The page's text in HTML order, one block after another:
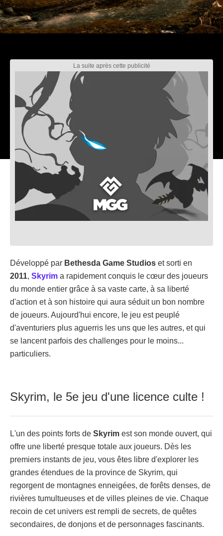
Développé par Bethesda Game Studios et sorti en
2011, Skyrim a rapidement conquis le cœur des joueurs
du monde entier grâce à sa vaste carte, à sa liberté
d'action et à son histoire qui aura séduit un bon nombre
de joueurs. Aujourd'hui encore, le jeu est peuplé
d'aventuriers plus aguerris les uns que les autres, et qui
se lancent parfois des challenges pour le moins...
particuliers.
Skyrim, le 5e jeu d'une licence culte !
L'un des points forts de Skyrim est son monde ouvert, qui
offre une liberté presque totale aux joueurs. Dès les
premiers instants de jeu, vous êtes libre d'explorer les
grandes étendues de la province de Skyrim, qui
regorgent de montagnes enneigées, de forêts denses, de
rivières tumultueuses et de villes pleines de vie. Chaque
recoin de cet univers est rempli de secrets, de quêtes
secondaires, de donjons et de personnages fascinants.